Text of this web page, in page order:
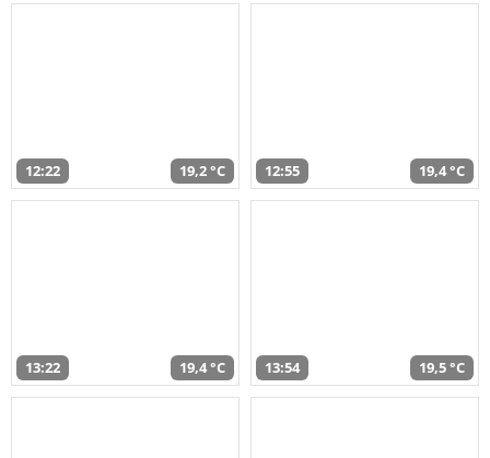
12:22 19,2 °C 12:55 19,4 °C
13:22 19,4 °C 13:54 19,5 °C